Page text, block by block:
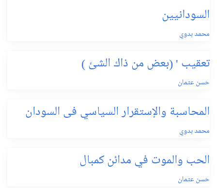
السودانيين
محمد بدوي
تعقيب ' (بعض من ذاك الشئ )
حسن عثمان
المحاسبة والإستقرار السياسي فى السودان
محمد بدوي
الحب والموت في مدائن كمبال
حسن عثمان